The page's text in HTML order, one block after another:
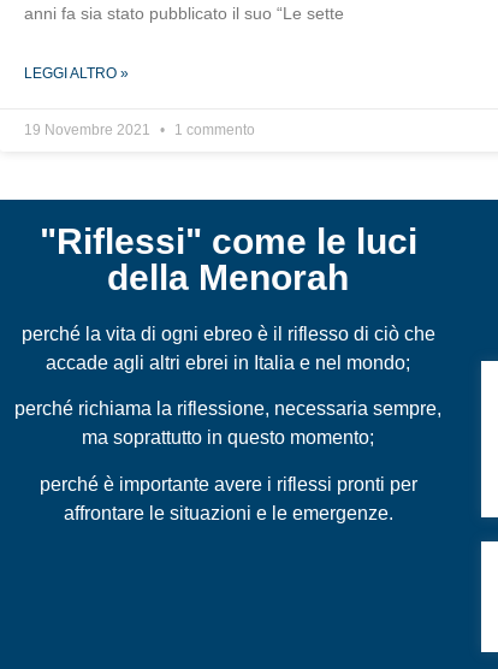
anni fa sia stato pubblicato il suo “Le sette
LEGGI ALTRO »
19 Novembre 2021 1 commento
"Riflessi" come le luci
della Menorah
perché la vita di ogni ebreo è il riflesso di ciò che
accade agli altri ebrei in Italia e nel mondo;
perché richiama la riflessione, necessaria sempre,
ma soprattutto in questo momento;
perché è importante avere i riflessi pronti per
affrontare le situazioni e le emergenze.